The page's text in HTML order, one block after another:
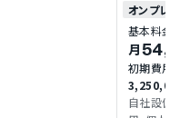
アドレス
数：無制
オンプレ
基本料金
月
初期費用
自社設備